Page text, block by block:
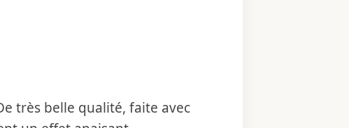
très belle qualité, faite avec